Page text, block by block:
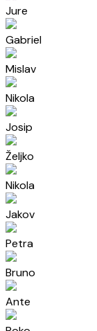
Jure
Gabriel
Mislav
Nikola
Josip
Željko
Nikola
Jakov
Petra
Bruno
Ante